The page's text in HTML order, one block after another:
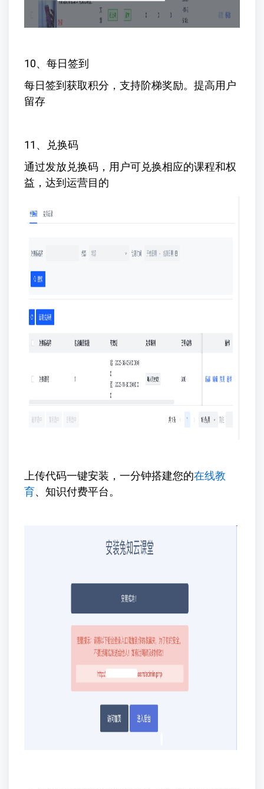
10、每日签到
每日签到获取积分，支持阶梯奖励。提高用户
留存
11、兑换码
通过发放兑换码，用户可兑换相应的课程和权
益，达到运营目的
上传代码一键安装，一分钟搭建您的在线教
育、知识付费平台。